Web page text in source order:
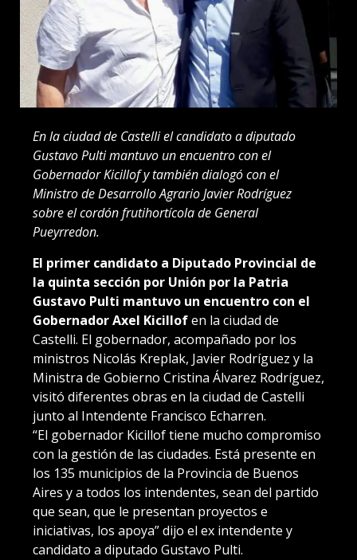
En la ciudad de Castelli el candidato a diputado
Gustavo Pulti mantuvo un encuentro con el
Gobernador Kicillof y también dialogó con el
Ministro de Desarrollo Agrario Javier Rodríguez
sobre el cordón frutihortícola de General
Pueyrredon.
El primer candidato a Diputado Provincial de
la quinta sección por Unión por la Patria
Gustavo Pulti mantuvo un encuentro con el
Gobernador Axel Kicillofen la ciudad de
Castelli. El gobernador, acompañado por los
ministros Nicolás Kreplak, Javier Rodríguez y la
Ministra de Gobierno Cristina Álvarez Rodríguez,
visitó diferentes obras en la ciudad de Castelli
junto al Intendente Francisco Echarren.
“El gobernador Kicillof tiene mucho compromiso
con la gestión de las ciudades. Está presente en
los 135 municipios de la Provincia de Buenos
Aires y a todos los intendentes, sean del partido
que sean, que le presentan proyectos e
iniciativas, los apoya” dijo el ex intendente y
candidato a diputado Gustavo Pulti.